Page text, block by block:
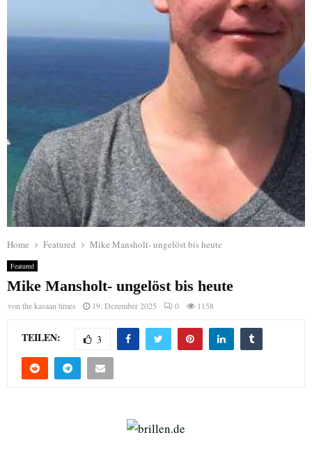
Home Featured Mike Mansholt- ungelöst bis heute
Featured
Mike Mansholt- ungelöst bis heute
von the kasaan times 19. Dezember 2025 0 1158
TEILEN: 3